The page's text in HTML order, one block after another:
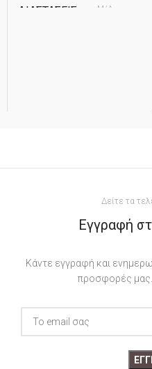
ΔΙΑΣΤΆΣΕΙΣ Μ/Δ
ΔΙΆΣΤΑΣΗ
Δείτε τα
Εγγραφή
Κάντε εγγραφή και
προσφορές μας...